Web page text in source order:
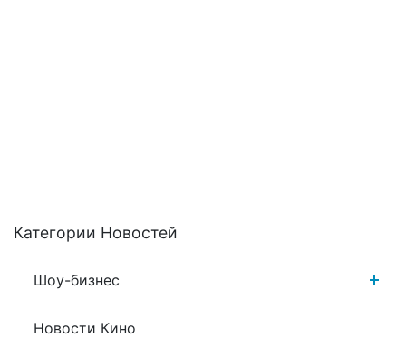
Категории Новостей
Шоу-бизнес
Новости Кино